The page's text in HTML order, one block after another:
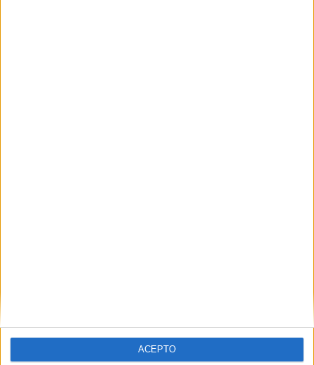
ACEPTO
Y como regalo de agradecimiento, por registrarte te daremos
gratis una copia de nuestro ebook con 100 consejos para tu
primer año de universidad